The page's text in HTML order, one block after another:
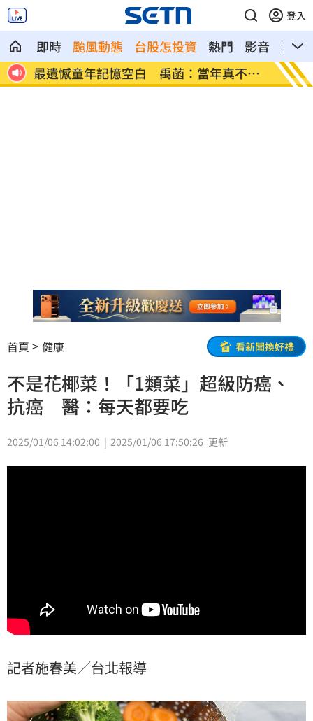
登入
即時 颱風動態 台股怎投資 熱門 影音
熱搜
懂
每股配12.8元的它 Ｑ2營收曝光
連續
點
首頁 健康 看新聞換好禮
不是花椰菜！「1類菜」超級防癌、
抗癌 醫：每天都要吃
2025/01/06 14:02:00 2025/01/06 17:50:26 更新
記者施春美／台北報導